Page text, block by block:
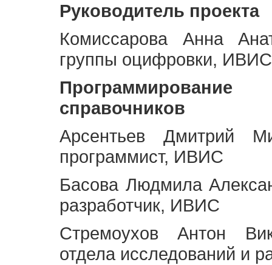
Руководитель проекта
Комиссарова Анна
группы оцифровки, ИВИС
Программирование
справочников
Арсентьев Дмитрий
программист, ИВИС
Басова Людмила
разработчик, ИВИС
Стремоухов Антон
отдела исследований и